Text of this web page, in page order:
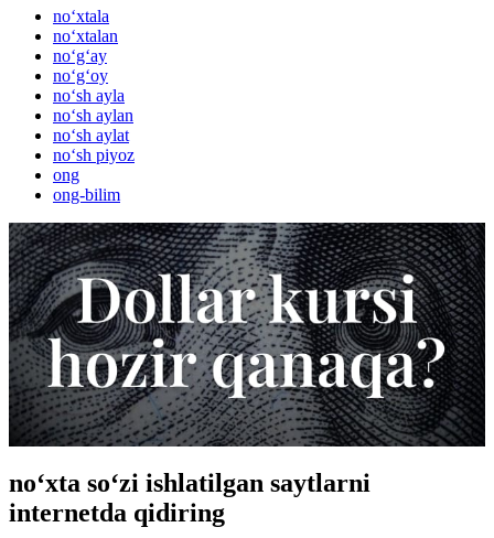
no‘xtala
no‘xtalan
no‘g‘ay
no‘g‘oy
no‘sh ayla
no‘sh aylan
no‘sh aylat
no‘sh piyoz
ong
ong-bilim
no‘xta so‘zi ishlatilgan saytlarni
internetda qidiring